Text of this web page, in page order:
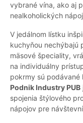
vybrané vína, ako aj
nealkoholických
V jedálnom lístku
kuchyňou nechýbajú
mäsové špeciality,
na individuálny
pokrmy sú podávané
Podnik Industry PUB
spojenia štýlového
nápojov pre